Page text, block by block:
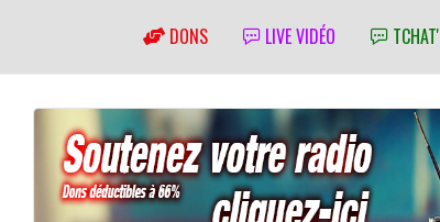
DONS LIVE VIDÉO TCHAT'